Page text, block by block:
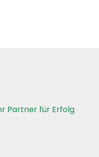
Partner für Erfolg